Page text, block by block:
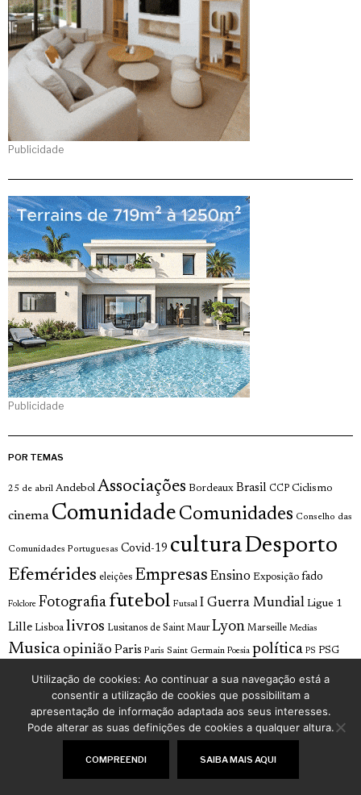
Publicidade
Publicidade
POR TEMAS
25 de abril Andebol Associações Bordeaux Brasil CCP Ciclismo
cinema Comunidade Comunidades Conselho das
Comunidades Portuguesas Covid-19 culturaDesporto
Efemérides eleições Empresas Ensino Exposição fado
Folclore Fotografia futebol Futsal I Guerra Mundial Ligue 1
Lille Lisboa livros Lusitanos de Saint Maur Lyon Marseille Medias
Musica opinião Paris Paris Saint Germain Poesia política PS PSG
Utilização de cookies: Ao continuar a sua navegação está a
consentir a utilização de cookies que possibilitam a
apresentação de informação adaptada aos seus interesses.
Pode alterar as suas definições de cookies a qualquer altura.
COMPREENDI SAIBA MAIS AQUI